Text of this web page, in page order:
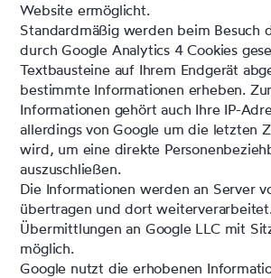
Website ermöglicht.
Standardmäßig werden beim Besuch
durch Google Analytics 4 Cookies
Textbausteine auf Ihrem Endgerät
bestimmte Informationen erheben.
Informationen gehört auch Ihre IP-
allerdings von Google um die letzten
wird, um eine direkte
auszuschließen.
Die Informationen werden an Server
übertragen und dort
Übermittlungen an Google LLC mit
möglich.
Google nutzt die erhobenen